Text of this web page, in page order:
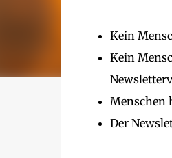
Kein
Kein
Menschen
Der